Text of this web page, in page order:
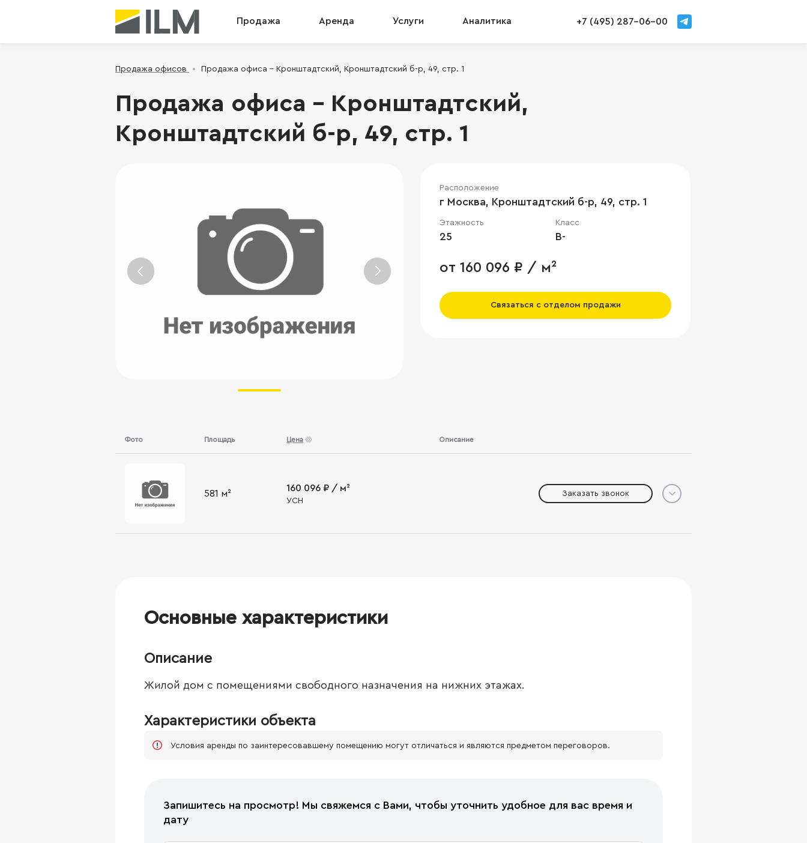
Продажа Аренда Услуги Аналитика +7 (495) 287-06-00
Продажа офисов Продажа офиса - Кронштадтский, Кронштадтский б-р, 49, стр. 1
Продажа офиса - Кронштадтский,
Кронштадтский б-р, 49, стр. 1
Расположение
г Москва, Кронштадтский б-р, 49, стр. 1
Этажность
25
Класс
B-
от 160 096 ₽ / м²
Связаться с отделом продажи
Фото Площадь Цена Описание
581 м²
160 096 ₽ / м²
УСН
Заказать звонок
Основные характеристики
Описание
Жилой дом с помещениями свободного назначения на нижних этажах.
Характеристики объекта
Условия аренды по заинтересовавшему помещению могут отличаться и являются предметом переговоров.
Запишитесь на просмотр! Мы свяжемся с Вами, чтобы уточнить удобное для вас время и
дату